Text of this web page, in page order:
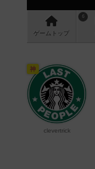
ゲーム トップ
6
神
clevertrick